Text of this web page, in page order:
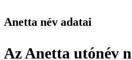
Anetta név adatai
Az Anetta utónév